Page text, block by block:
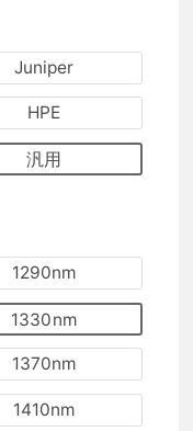
Juniper
HPE
汎用
1290nm
1330nm
1370nm
1410nm